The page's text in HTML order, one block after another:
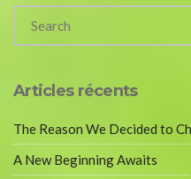
Articles récents
The Reason We Decided to
A New Beginning Awaits